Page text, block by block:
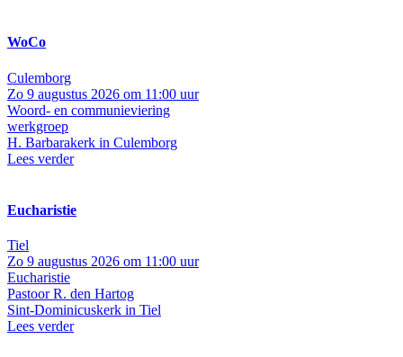
WoCo
Culemborg
Zo 9 augustus 2026 om 11:00 uur
Woord- en communieviering
werkgroep
H. Barbarakerk in Culemborg
Lees verder
Eucharistie
Tiel
Zo 9 augustus 2026 om 11:00 uur
Eucharistie
Pastoor R. den Hartog
Sint-Dominicuskerk in Tiel
Lees verder